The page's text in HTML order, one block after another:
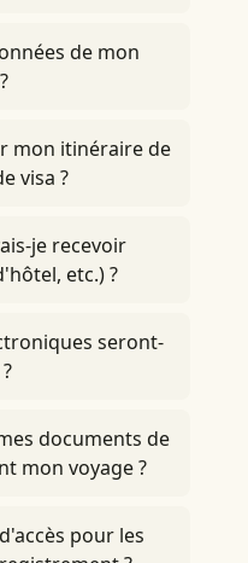
de mon
mon itinéraire de
visa ?
je recevoir
etc.) ?
seront-
documents de
mon voyage ?
pour les